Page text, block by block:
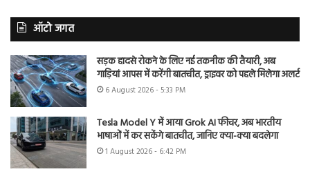
ऑटो जगत
सड़क हादसे रोकने के लिए नई तकनीक की तैयारी, अब
गाड़ियां आपस में करेंगी बातचीत, ड्राइवर को पहले मिलेगा अलर्ट
6 August 2026 - 5:33 PM
Tesla Model Y में आया Grok AI फीचर, अब भारतीय
भाषाओं में कर सकेंगे बातचीत, जानिए क्या-क्या बदलेगा
1 August 2026 - 6:42 PM